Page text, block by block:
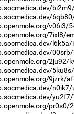
v06i3/
7ixl8/
2ju92/
9jzrk/
pr0s0/